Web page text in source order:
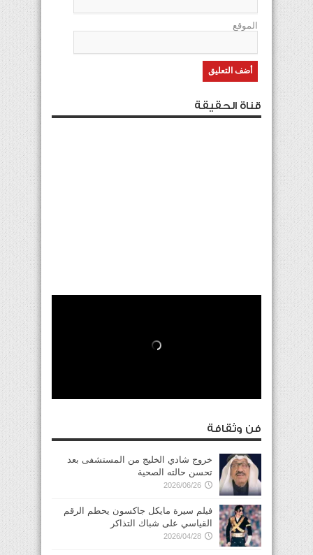
الموقع
قناة الحقيقة
فن وثقافة
خروج شادي الخليج من المستشفى بعد
تحسن حالته الصحية
2026/06/26
فيلم سيرة مايكل جاكسون يحطم الرقم
القياسي على شباك التذاكر
2026/04/28